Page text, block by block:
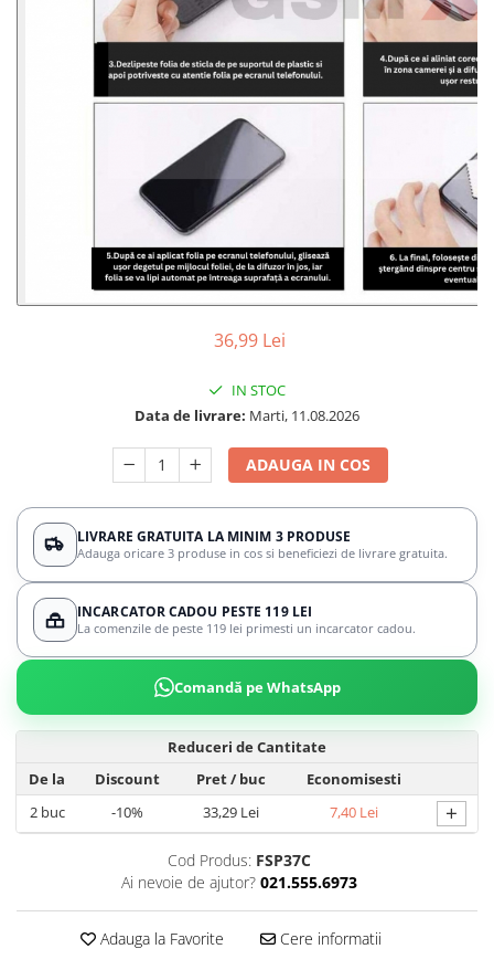
36,99 Lei
IN STOC
Data de livrare: Marti, 11.08.2026
ADAUGA IN COS
LIVRARE GRATUITA LA MINIM 3 PRODUSE
Adauga oricare 3 produse in cos si beneficiezi de livrare gratuita.
INCARCATOR CADOU PESTE 119 LEI
La comenzile de peste 119 lei primesti un incarcator cadou.
Comandă pe WhatsApp
Reduceri de Cantitate
De la
Discount Pret/ buc
Economisesti
2buc -10% 33,29 Lei 7,40 Lei +
Cod Produs: FSP37C
Ai nevoie de ajutor? 021.555.6973
Adauga la Favorite Cere informatii